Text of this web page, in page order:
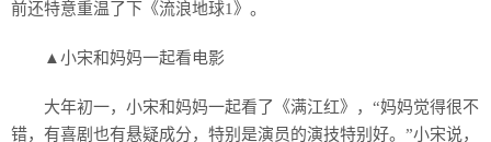
前还特意重温了下《流浪地球1》。
▲小宋和妈妈一起看电影
大年初一，小宋和妈妈一起看了《满江红》，“妈妈觉得很不
错，有喜剧也有悬疑成分，特别是演员的演技特别好。”小宋说，